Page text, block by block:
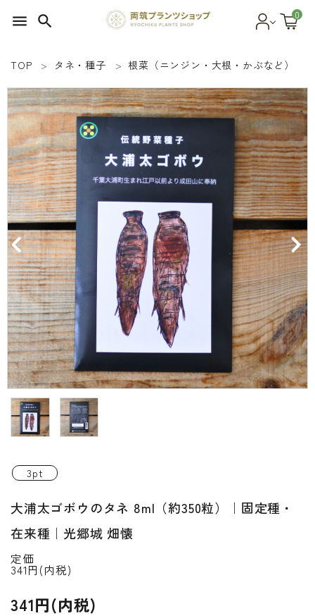
menu search 0
SEED 植物のタネ
PLANT 植物
MATERIAL 資材
OTHER 雑貨
FOOD 食品
BLOG ブログ
INFORMATIOM
ご利用ガイド
プライバシーポリシー
特定商取引法について
ようこそ ゲスト 様
TOP タネ・種子 根菜（ニンジン・大根・かぶなど）
3pt
大浦太ゴボウのタネ 8ml（約350粒）｜固定種・
在来種｜光郷城 畑懐
定価
341円(内税)
341円(内税)